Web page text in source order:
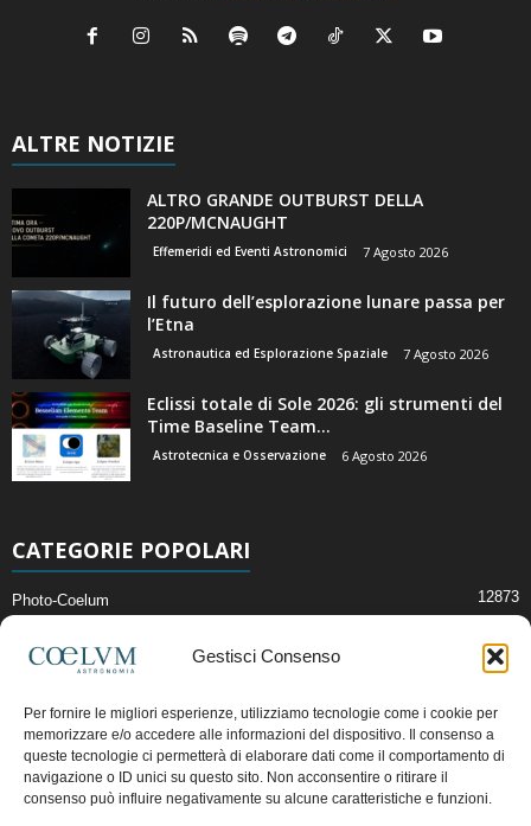
Gestisci Consenso
Per fornire le migliori esperienze, utilizziamo tecnologie come i cookie per
memorizzare e/o accedere alle informazioni del dispositivo. Il consenso a
queste tecnologie ci permetterà di elaborare dati come il comportamento di
navigazione o ID unici su questo sito. Non acconsentire o ritirare il
consenso può influire negativamente su alcune caratteristiche e funzioni.
ALTRE NOTIZIE
ALTRO GRANDE OUTBURST DELLA
220P/MCNAUGHT
Effemeridi ed Eventi Astronomici 7 Agosto 2026
Il futuro dell’esplorazione lunare passa per
l’Etna
Astronautica ed Esplorazione Spaziale 7 Agosto 2026
Eclissi totale di Sole 2026: gli strumenti del
Time Baseline Team...
Astrotecnica e Osservazione 6 Agosto 2026
CATEGORIE POPOLARI
Photo-Coelum 12873
News di Astronomia 2411
Cielo del Mese
Astronomia, Astrofisica e Cosmologia
Articoli e Risorse On-Line